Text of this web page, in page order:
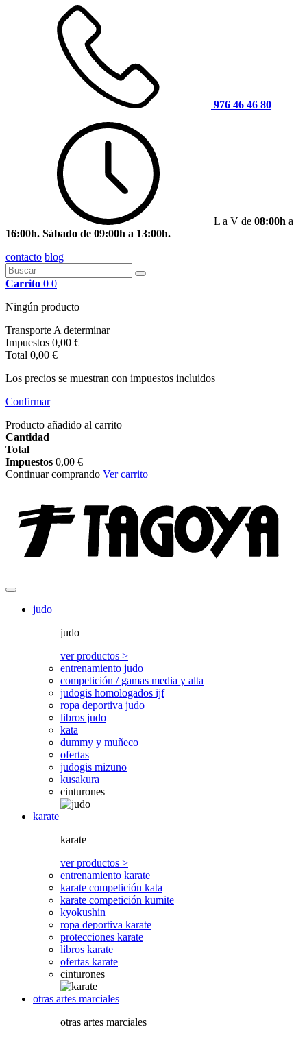
976 46 46 80
L a V de 08:00h a
16:00h. Sábado de 09:00h a 13:00h.
contacto blog
Carrito 0 0
Ningún producto
Transporte A determinar
Impuestos 0,00 €
Total 0,00 €
Los precios se muestran con impuestos incluidos
Confirmar
Producto añadido al carrito
Cantidad
Total
Impuestos 0,00 €
Continuar comprando Ver carrito
judo
judo
ver productos >
entrenamiento judo
competición / gamas media y alta
judogis homologados ijf
ropa deportiva judo
libros judo
kata
dummy y muñeco
ofertas
judogis mizuno
kusakura
cinturones
karate
karate
ver productos >
entrenamiento karate
karate competición kata
karate competición kumite
kyokushin
ropa deportiva karate
protecciones karate
libros karate
ofertas karate
cinturones
otras artes marciales
otras artes marciales